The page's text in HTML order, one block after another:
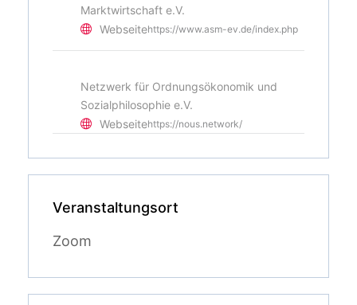
Marktwirtschaft e.V.
Webseitehttps://www.asm-ev.de/index.php
Netzwerk für Ordnungsökonomik und
Sozialphilosophie e.V.
Webseitehttps://nous.network/
Veranstaltungsort
Zoom